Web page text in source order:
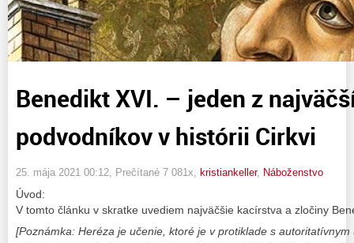
Komerčné blogy
Benedikt XVI. – jeden z
podvodníkov v histórii Cirkvi
25. mája 2021 00:12 , Prečítané 7 081x, kristiankeller, Náboženstvo
Úvod:
V tomto článku v skratke uvediem najväčšie kacírstva a zločiny
[Poznámka: Heréza je učenie, ktoré je v protiklade s